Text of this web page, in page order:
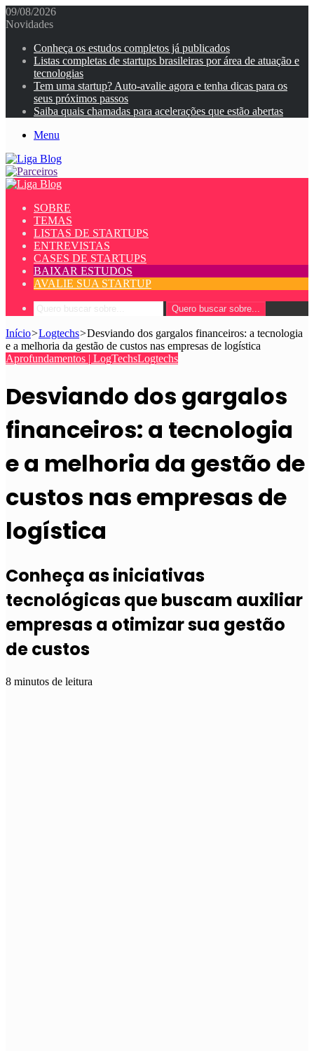
09/08/2026
Novidades
Conheça os estudos completos já publicados
Listas completas de startups brasileiras por área de atuação e
tecnologias
Tem uma startup? Auto-avalie agora e tenha dicas para os
seus próximos passos
Saiba quais chamadas para acelerações que estão abertas
Menu
SOBRE
TEMAS
LISTAS DE STARTUPS
ENTREVISTAS
CASES DE STARTUPS
BAIXAR ESTUDOS
AVALIE SUA STARTUP
Quero buscar sobre...
Início>Logtechs>Desviando dos gargalos financeiros: a tecnologia
e a melhoria da gestão de custos nas empresas de logística
Aprofundamentos | LogTechsLogtechs
Desviando dos gargalos
financeiros: a tecnologia
e a melhoria da gestão de
custos nas empresas de
logística
Conheça as iniciativas
tecnológicas que buscam auxiliar
empresas a otimizar sua gestão
de custos
8 minutos de leitura